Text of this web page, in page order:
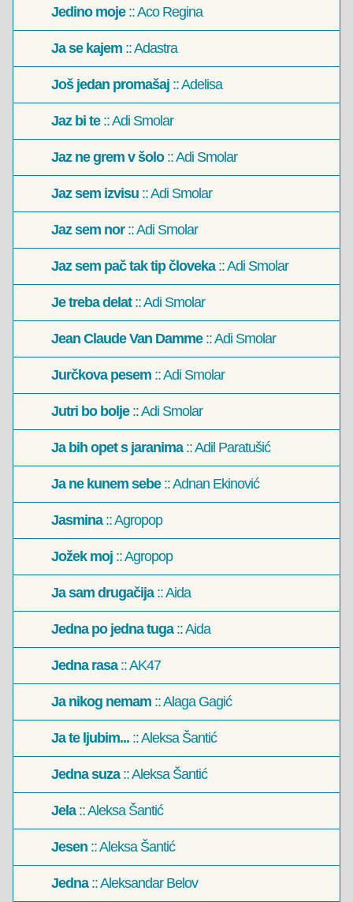
Jedino moje:: Aco Regina
Ja se kajem :: Adastra
Još jedan promašaj :: Adelisa
Jaz bi te:: Adi Smolar
Jaz ne grem v šolo:: Adi Smolar
Jaz sem izvisu :: Adi Smolar
Jaz sem nor:: Adi Smolar
Jaz sem pač tak tip človeka:: Adi Smolar
Je treba delat:: Adi Smolar
Jean Claude Van Damme:: Adi Smolar
Jurčkova pesem :: Adi Smolar
Jutri bo bolje:: Adi Smolar
Ja bih opet s jaranima:: Adil Paratušić
Ja ne kunem sebe:: Adnan Ekinović
Jasmina:: Agropop
Jožek moj :: Agropop
Ja sam drugačija:: Aida
Jedna po jedna tuga:: Aida
Jedna rasa:: AK47
Ja nikog nemam :: Alaga Gagić
Ja te ljubim... :: Aleksa Šantić
Jedna suza:: Aleksa Šantić
Jela:: Aleksa Šantić
Jesen :: Aleksa Šantić
Jedna:: Aleksandar Belov